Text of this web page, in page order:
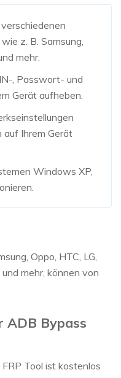
z. B. Samsung,
mehr.
, Passwort- und
Gerät aufheben.
auf Ihrem Gerät
Windows XP,
Oppo, HTC, LG,
mehr, können von
ADB Bypass
Tool ist kostenlos